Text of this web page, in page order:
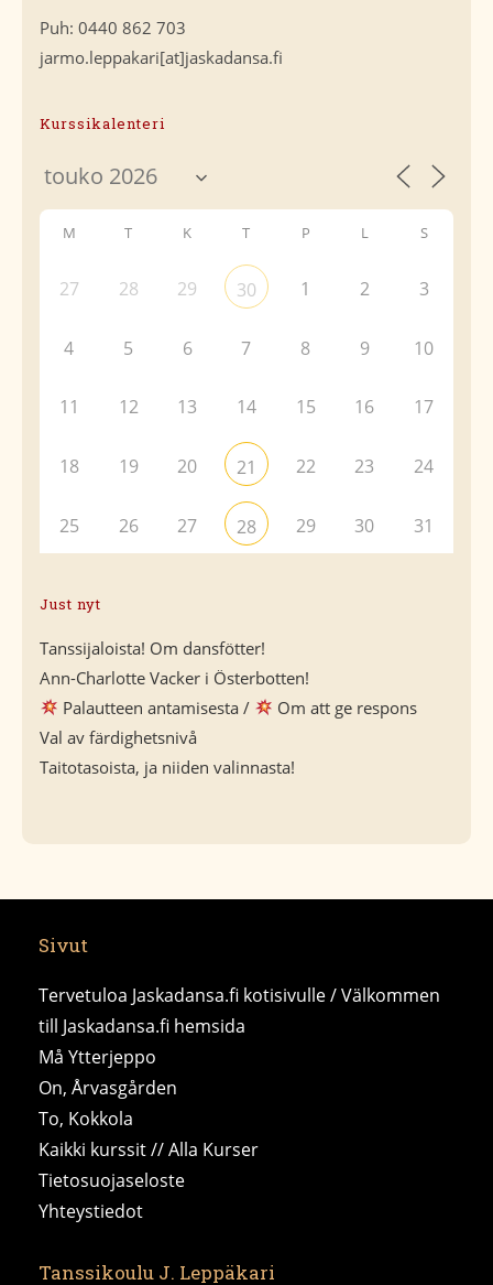
Puh: 0440 862 703
jarmo.leppakari[at]jaskadansa.fi
Kurssikalenteri
M T K T P L S
27 28 29 30 1 2 3
4 5 6 7 8 9 10
11 12 13 14 15 16 17
18 19 20 21 22 23 24
25 26 27 28 29 30 31
Just nyt
Tanssijaloista! Om dansfötter!
Ann-Charlotte Vacker i Österbotten!
Palautteen antamisesta /
Om att ge respons
Val av färdighetsnivå
Taitotasoista, ja niiden valinnasta!
Sivut
Tervetuloa Jaskadansa.fi kotisivulle / Välkommen
till Jaskadansa.fi hemsida
Må Ytterjeppo
On, Årvasgården
To, Kokkola
Kaikki kurssit // Alla Kurser
Tietosuojaseloste
Yhteystiedot
Tanssikoulu J. Leppäkari